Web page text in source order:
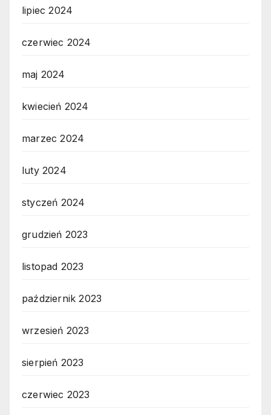
lipiec 2024
czerwiec 2024
maj 2024
kwiecień 2024
marzec 2024
luty 2024
styczeń 2024
grudzień 2023
listopad 2023
październik 2023
wrzesień 2023
sierpień 2023
czerwiec 2023